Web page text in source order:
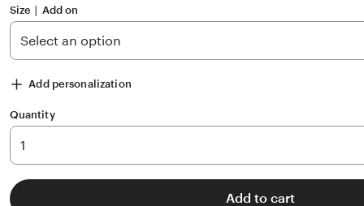
Size ∣ Add on
Add personalization
Quantity
Add to cart